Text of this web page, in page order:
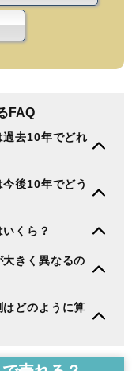
FAQ
去10年でどれ
後10年でどう
くら？
きく異なるの
どのように算